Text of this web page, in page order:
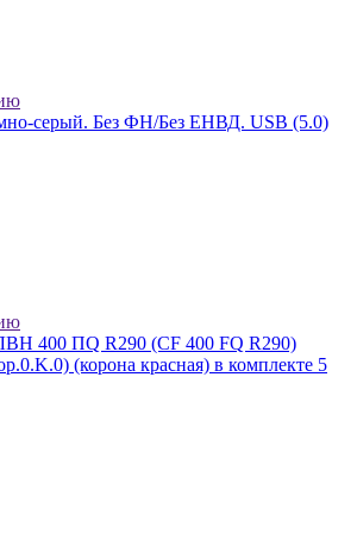
серый. Без ФН/Без ЕНВД. USB (5.0)
400 ПQ R290 (СF 400 FQ R290)
(корона красная) в комплекте 5